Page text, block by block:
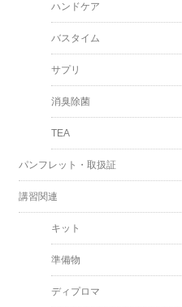
ハンドケア
バスタイム
サプリ
消臭除菌
TEA
パンフレット・取扱証
講習関連
キット
準備物
ディプロマ